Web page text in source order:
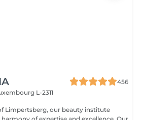
456
L-2311
Limpertsberg, our beauty institute